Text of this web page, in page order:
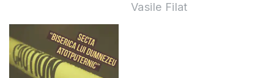
Vasile Filat